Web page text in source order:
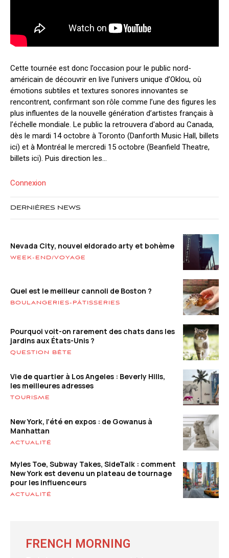
Cette tournée est donc l’occasion pour le public nord-
américain de découvrir en live l’univers unique d’Oklou, où
émotions subtiles et textures sonores innovantes se
rencontrent, confirmant son rôle comme l’une des figures les
plus influentes de la nouvelle génération d’artistes français à
l’échelle mondiale. Le public la retrouvera d'abord au Canada,
dès le mardi 14 octobre à Toronto (Danforth Music Hall, billets
ici) et à Montréal le mercredi 15 octobre (Beanfield Theatre,
billets ici). Puis direction les...
Connexion
DERNIÈRES NEWS
Nevada City, nouvel eldorado arty et bohème
WEEK-END/VOYAGE
Quel est le meilleur cannoli de Boston ?
BOULANGERIES-PÂTISSERIES
Pourquoi voit-on rarement des chats dans les
jardins aux États-Unis ?
QUESTION BÊTE
Vie de quartier à Los Angeles : Beverly Hills,
les meilleures adresses
TOURISME
New York, l’été en expos : de Gowanus à
Manhattan
ACTUALITÉ
Myles Toe, Subway Takes, SideTalk : comment
New York est devenu un plateau de tournage
pour les influenceurs
ACTUALITÉ
FRENCH MORNING